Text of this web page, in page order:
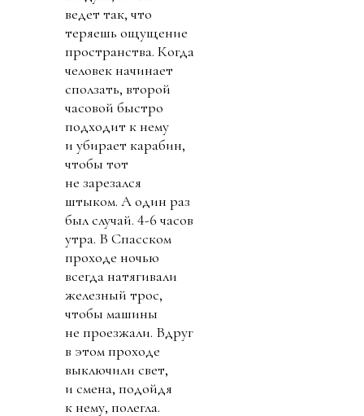
ведет так, что
теряешь ощущение
пространства. Когда
человек начинает
сползать, второй
часовой быстро
подходит к нему
и убирает карабин,
чтобы тот
не зарезался
штыком. А один раз
был случай. 4-6 часов
утра. В Спасском
проходе ночью
всегда натягивали
железный трос,
чтобы машины
не проезжали. Вдруг
в этом проходе
выключили свет,
и смена, подойдя
к нему, полегла.